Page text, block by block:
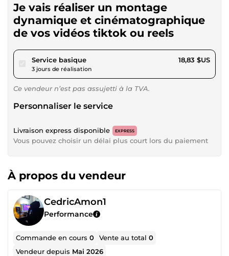
Je vais réaliser un montage
dynamique et cinématographique
de vos vidéos tiktok ou reels
Service basiquepour 17,35 $US
3 jours de réalisation
18,83 $US
Ce vendeur n’est pas assujetti à la TVA.
Personnaliser le service
Livraison express disponible EXPRESS
Vous pouvez choisir un délai plus court lors du paiement
À propos du vendeur
CedricAmon1
Performance
Commande en cours0 Vente au total0
Vendeur depuis Mai 2026